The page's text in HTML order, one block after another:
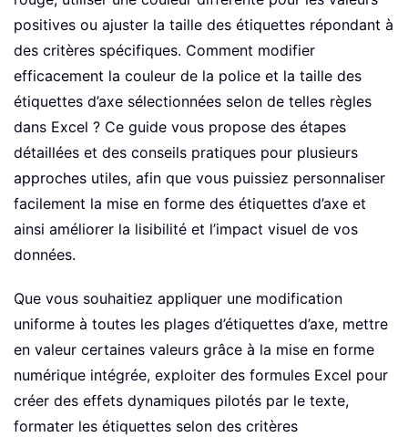
positives ou ajuster la taille des étiquettes répondant à
des critères spécifiques. Comment modifier
efficacement la couleur de la police et la taille des
étiquettes d’axe sélectionnées selon de telles règles
dans Excel ? Ce guide vous propose des étapes
détaillées et des conseils pratiques pour plusieurs
approches utiles, afin que vous puissiez personnaliser
facilement la mise en forme des étiquettes d’axe et
ainsi améliorer la lisibilité et l’impact visuel de vos
données.
Que vous souhaitiez appliquer une modification
uniforme à toutes les plages d’étiquettes d’axe, mettre
en valeur certaines valeurs grâce à la mise en forme
numérique intégrée, exploiter des formules Excel pour
créer des effets dynamiques pilotés par le texte,
formater les étiquettes selon des critères